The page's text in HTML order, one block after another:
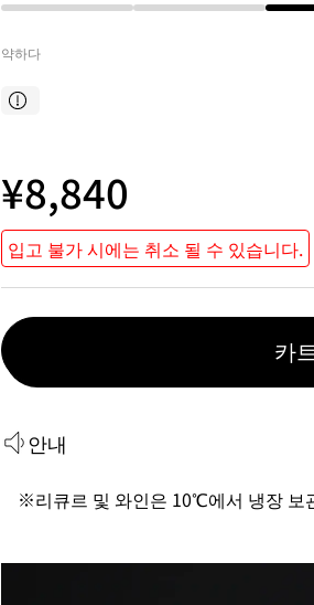
약하다
¥8,840
입고 불가 시에는 취소 될 수 있습니다.
카
안내
※리큐르 및 와인은 10℃에서 냉장 보